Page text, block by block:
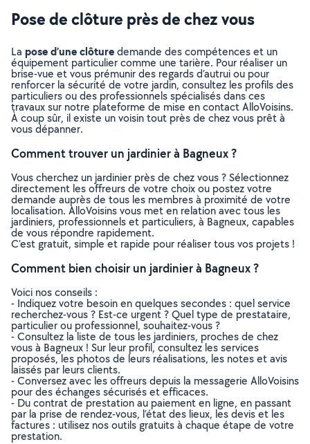
Pose de clôture près de chez vous
La pose d’une clôturedemande des compétences et un
équipement particulier comme une tarière. Pour réaliser un
brise-vue et vous prémunir des regards d’autrui ou pour
renforcer la sécurité de votre jardin, consultez les profils des
particuliers ou des professionnels spécialisés dans ces
travaux sur notre plateforme de mise en contact AlloVoisins.
À coup sûr, il existe un voisin tout près de chez vous prêt à
vous dépanner.
Comment trouver un jardinier à Bagneux ?
Vous cherchez un jardinier près de chez vous ? Sélectionnez
directement les offreurs de votre choix ou postez votre
demande auprès de tous les membres à proximité de votre
localisation. AlloVoisins vous met en relation avec tous les
jardiniers, professionnels et particuliers, à Bagneux, capables
de vous répondre rapidement.
C’est gratuit, simple et rapide pour réaliser tous vos projets !
Comment bien choisir un jardinier à Bagneux ?
Voici nos conseils :
- Indiquez votre besoin en quelques secondes : quel service
recherchez-vous ? Est-ce urgent ? Quel type de prestataire,
particulier ou professionnel, souhaitez-vous ?
- Consultez la liste de tous les jardiniers, proches de chez
vous à Bagneux ! Sur leur profil, consultez les services
proposés, les photos de leurs réalisations, les notes et avis
laissés par leurs clients.
- Conversez avec les offreurs depuis la messagerie AlloVoisins
pour des échanges sécurisés et efficaces.
- Du contrat de prestation au paiement en ligne, en passant
par la prise de rendez-vous, l’état des lieux, les devis et les
factures : utilisez nos outils gratuits à chaque étape de votre
prestation.